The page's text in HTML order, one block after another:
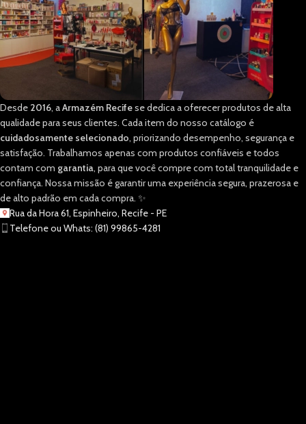
Desde 2016, aArmazém Recifese dedica a oferecer produtos de alta
qualidade para seus clientes. Cada item do nosso catálogo é
cuidadosamente selecionado, priorizando desempenho, segurança e
satisfação. Trabalhamos apenas com produtos confiáveis e todos
contam com garantia, para que você compre com total tranquilidade e
confiança. Nossa missão é garantir uma experiência segura, prazerosa e
de alto padrão em cada compra. ✨
Rua da Hora 61, Espinheiro, Recife - PE
Telefone ou Whats: (81) 99865-4281